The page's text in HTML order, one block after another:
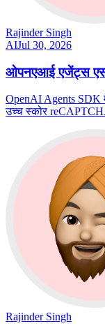
Rajinder Singh
AIJul 30, 2026
ओपनएआई एजेंट्स
OpenAI Agents SDK
उच्च स्कोर
Rajinder Singh